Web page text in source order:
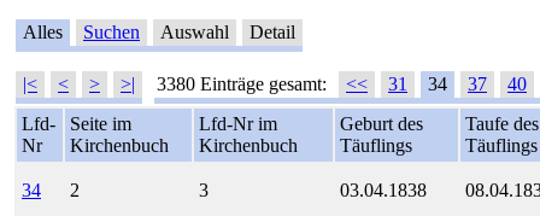
Alles Suchen Auswahl Detail
|< < > >| 3380 Einträge gesamt: << 31 34 37
40
Lfd-
Nr
Seite im
Kirchenbuch
Lfd-Nr im
Kirchenbuch
Geburt des
Täuflings
Taufe des
Täuflings
34 2 3 03.04.1838